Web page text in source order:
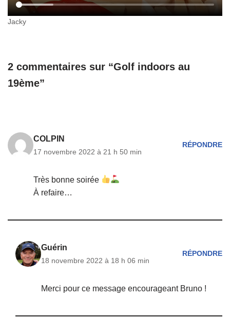
Jacky
2 commentaires sur “Golf indoors au
19ème”
COLPIN
17 novembre 2022 à 21 h 50 min
RÉPONDRE
Très bonne soirée
À refaire…
Guérin
18 novembre 2022 à 18 h 06 min
RÉPONDRE
Merci pour ce message encourageant Bruno !